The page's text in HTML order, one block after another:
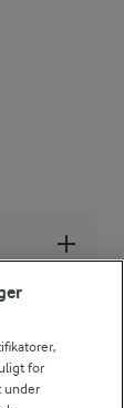
for
under